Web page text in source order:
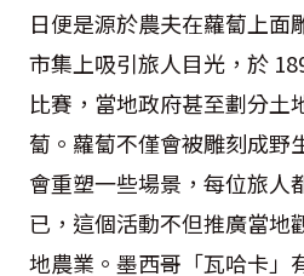
日便是源於農夫在蘿蔔上面
市集上吸引旅人目光，於
比賽，當地政府甚至劃分土
蔔。蘿蔔不僅會被雕刻成野
會重塑一些場景，每位旅人
已，這個活動不但推廣當地
地農業。墨西哥「瓦哈卡」